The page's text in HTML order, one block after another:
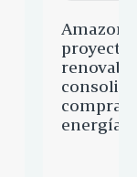
Amazon
energía